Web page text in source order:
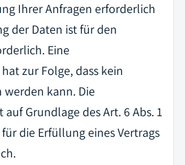
Ihrer Anfragen erforderlich
der Daten ist für den
Eine
zur Folge, dass kein
werden kann. Die
Grundlage des Art. 6 Abs. 1
die Erfüllung eines Vertrags